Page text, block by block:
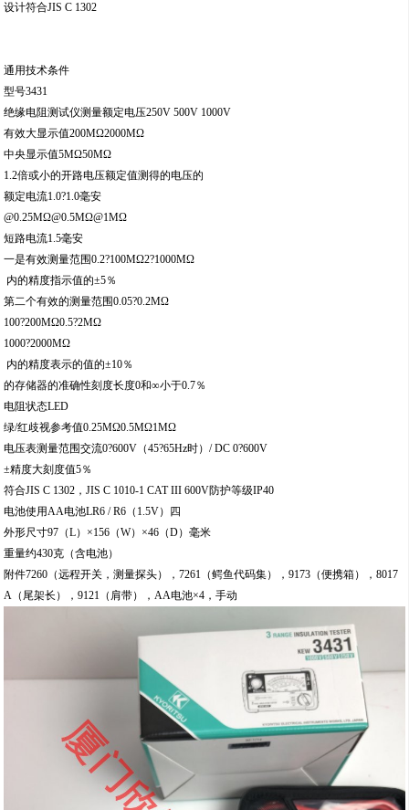
设计符合JIS C 1302
通用技术条件
型号3431
绝缘电阻测试仪测量额定电压250V 500V 1000V
有效大显示值200MΩ2000MΩ
中央显示值5MΩ50MΩ
1.2倍或小的开路电压额定值测得的电压的
额定电流1.0?1.0毫安
@0.25MΩ@0.5MΩ@1MΩ
短路电流1.5毫安
一是有效测量范围0.2?100MΩ2?1000MΩ
内的精度指示值的±5％
第二个有效的测量范围0.05?0.2MΩ
100?200MΩ0.5?2MΩ
1000?2000MΩ
内的精度表示的值的±10％
的存储器的准确性刻度长度0和∞小于0.7％
电阻状态LED
绿/红歧视参考值0.25MΩ0.5MΩ1MΩ
电压表测量范围交流0?600V（45?65Hz时）/ DC 0?600V
±精度大刻度值5％
符合JIS C 1302，JIS C 1010-1 CAT III 600V防护等级IP40
电池使用AA电池LR6 / R6（1.5V）四
外形尺寸97（L）×156（W）×46（D）毫米
重量约430克（含电池）
附件7260（远程开关，测量探头），7261（鳄鱼代码集），9173（便携箱），8017
A（尾架长），9121（肩带），AA电池×4，手动